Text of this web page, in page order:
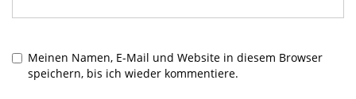
Meinen Namen, E-Mail und Website in diesem Browser
speichern, bis ich wieder kommentiere.